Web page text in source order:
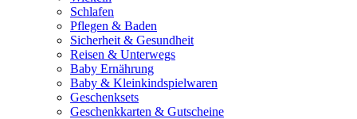
Schlafen
Pflegen & Baden
Sicherheit & Gesundheit
Reisen & Unterwegs
Baby Ernährung
Baby & Kleinkindspielwaren
Geschenksets
Geschenkkarten & Gutscheine